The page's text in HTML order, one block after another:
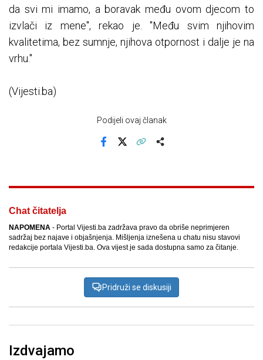
da svi mi imamo, a boravak među ovom djecom to
izvlači iz mene", rekao je. "Među svim njihovim
kvalitetima, bez sumnje, njihova otpornost i dalje je na
vrhu."
(Vijesti.ba)
Podijeli ovaj članak
Chat čitatelja
NAPOMENA - Portal Vijesti.ba zadržava pravo da obriše neprimjeren
sadržaj bez najave i objašnjenja. Mišljenja iznešena u chatu nisu stavovi
redakcije portala Vijesti.ba. Ova vijest je sada dostupna samo za čitanje.
Pridruži se diskusiji
Izdvajamo